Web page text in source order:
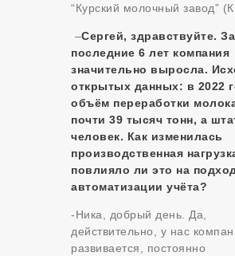
“Курский молочный завод”
–Сергей, здравствуйте. За
последние 6 лет компания
значительно выросла.
открытых данных: в 2022
объём переработки
почти 39 тысяч тонн, а
человек. Как изменилась
производственная
повлияло ли это на
автоматизации учёта?
-Ника, добрый день. Да,
действительно, у нас
развивается, постоянно